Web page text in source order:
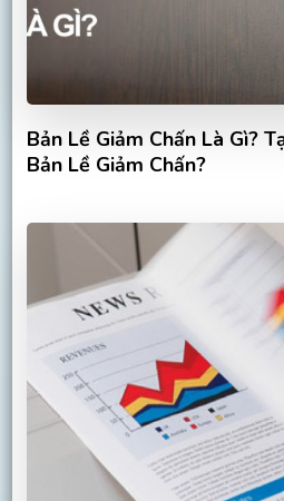
Bản Lề Giảm Chấn Là Gì?
Bản Lề Giảm Chấn?